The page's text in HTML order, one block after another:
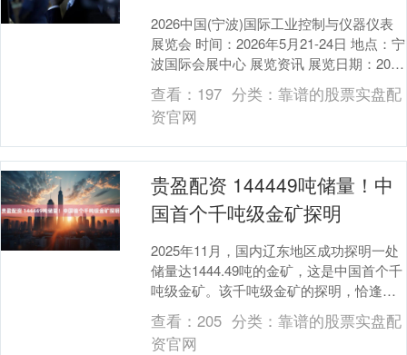
2026中国(宁波)国际工业控制与仪器仪表
展览会 时间：2026年5月21-24日 地点：宁
波国际会展中心 展览资讯 展览日期：2026
年5月21-24日 展览....
查看： 197 分类： 靠谱的股票实盘配
资官网
贵盈配资 144449吨储量！中
国首个千吨级金矿探明
2025年11月，国内辽东地区成功探明一处
储量达1444.49吨的金矿，这是中国首个千
吨级金矿。该千吨级金矿的探明，恰逢九
部门今年印发的黄金产业高质量发展方案
所....
查看：205 分类： 靠谱的股票实盘配
资官网